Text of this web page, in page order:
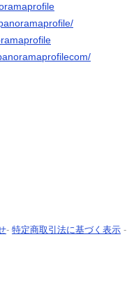
- 特定商取引法に基づく表示 -